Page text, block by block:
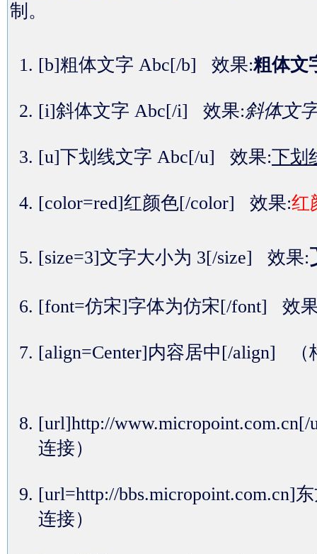
制。
[b]粗体文字 Abc[/b] 效果:粗体文
[i]斜体文字 Abc[/i] 效果:斜体文
[u]下划线文字 Abc[/u] 效果:下划
[color=red]红颜色[/color] 效果:红
[size=3]文字大小为 3[/size] 效果:
[font=仿宋]字体为仿宋[/font] 效
[align=Center]内容居中[/align] （
[url]http://
连接）
[url=http://
连接）